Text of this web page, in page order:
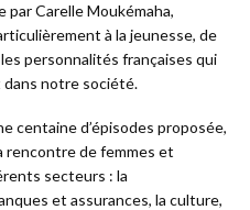
Carelle Moukémaha,
à la jeunesse, de
personnalités françaises qui
dans notre société.
centaine d’épisodes proposée,
rencontre de femmes et
secteurs : la
et assurances, la culture,